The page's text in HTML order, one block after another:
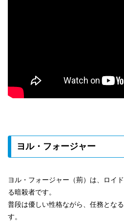
ヨル・フォージャー
ヨル・フォージャー（荊）は、ロイ
る暗殺者です。
普段は優しい性格ながら、任務とな
す。